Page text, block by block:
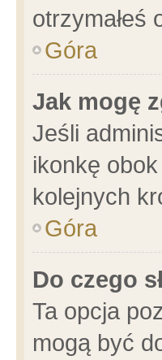
otrzymałeś
Góra
Jak mogę
Jeśli
ikonkę
kolejnych
Góra
Do czego
Ta opcja
mogą być